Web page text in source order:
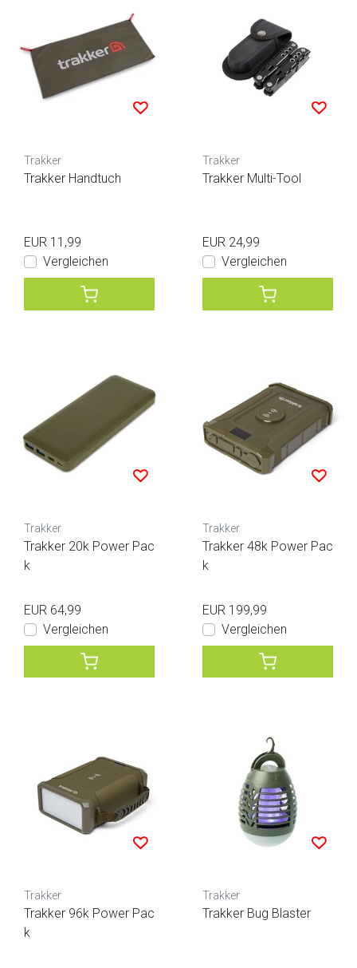
Trakker
Trakker Handtuch
EUR 11,99
Vergleichen
Trakker
Trakker Multi-Tool
EUR 24,99
Vergleichen
Trakker
Trakker 20k Power Pac
k
EUR 64,99
Vergleichen
Trakker
Trakker 48k Power Pac
k
EUR 199,99
Vergleichen
Trakker
Trakker 96k Power Pac
k
Trakker
Trakker Bug Blaster